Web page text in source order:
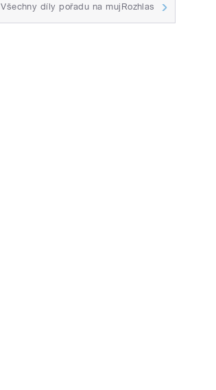
Všechny díly pořadu na mujRozhlas